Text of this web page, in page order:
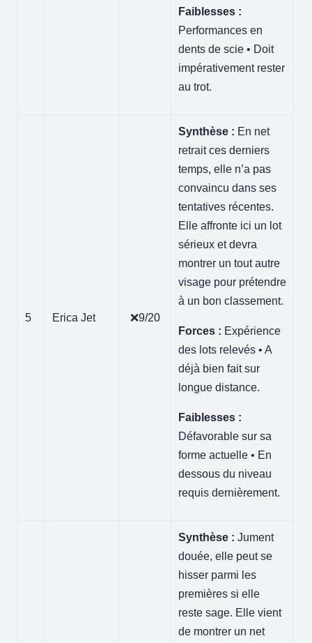
Faiblesses :
Performances en
dents de scie • Doit
impérativement rester
au trot.
5 Erica Jet ❌9/20
Synthèse : En net
retrait ces derniers
temps, elle n’a pas
convaincu dans ses
tentatives récentes.
Elle affronte ici un lot
sérieux et devra
montrer un tout autre
visage pour prétendre
à un bon classement.
Forces : Expérience
des lots relevés • A
déjà bien fait sur
longue distance.
Faiblesses :
Défavorable sur sa
forme actuelle • En
dessous du niveau
requis dernièrement.
Synthèse : Jument
douée, elle peut se
hisser parmi les
premières si elle
reste sage. Elle vient
de montrer un net